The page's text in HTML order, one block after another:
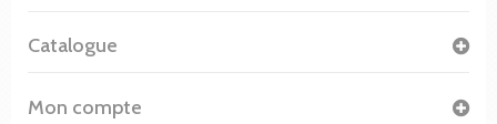
Catalogue
Mon compte